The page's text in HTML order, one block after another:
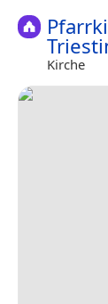
Kirche